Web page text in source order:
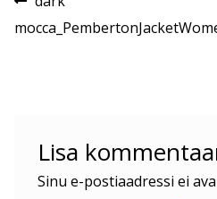
postitus:
Lisa
Sinu e-postiaadressi ei